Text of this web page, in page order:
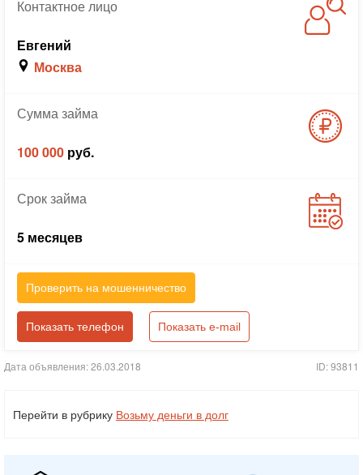
Контактноелицо
Евгений
Москва
Суммазайма
100 000 руб.
Срокзайма
5 месяцев
Проверить на мошенничество
Показать телефон Показать e-mail
Дата объявления: 26.03.2018 ID: 93811
Перейти в рубрику Возьму деньги в долг